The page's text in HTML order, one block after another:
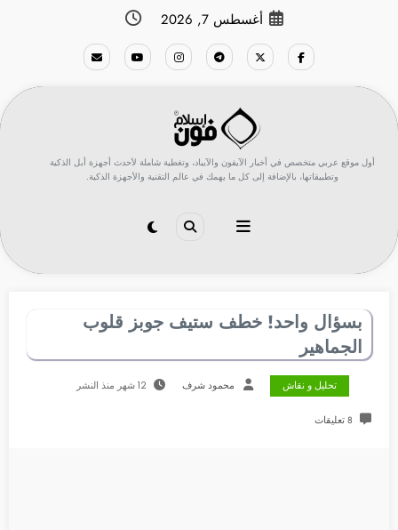
أغسطس 7, 2026
أول موقع عربي متخصص في أخبار الآيفون والآيباد، وتغطية شاملة لأحدث أجهزة أبل الذكية
وتطبيقاتها، بالإضافة إلى كل ما يهمك في عالم التقنية والأجهزة الذكية.
بسؤال واحد! خطف ستيف جوبز قلوب
الجماهير
تحليل و نقاش محمود شرف 12 شهر منذ النشر
8 تعليقات